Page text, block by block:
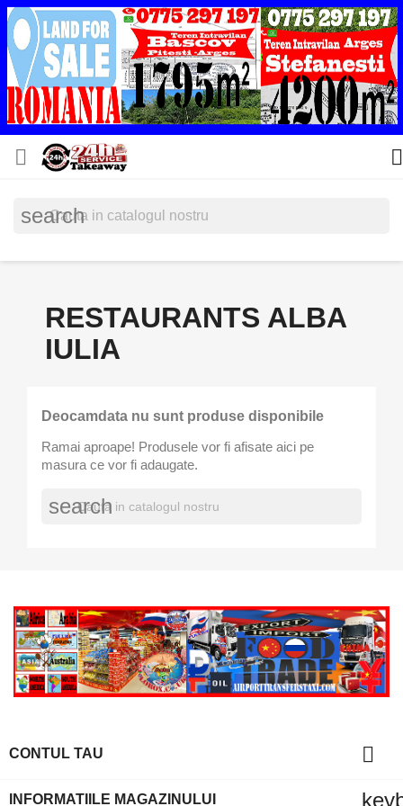
 
search
RESTAURANTS ALBA
IULIA
Deocamdata nu sunt produse disponibile
Ramai aproape! Produsele vor fi afisate aici pe
masura ce vor fi adaugate.
search
CONTUL TAU 
INFORMATIILE MAGAZINULUI